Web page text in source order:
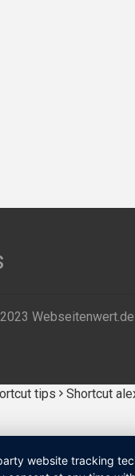
tips Shortcut
website tracking